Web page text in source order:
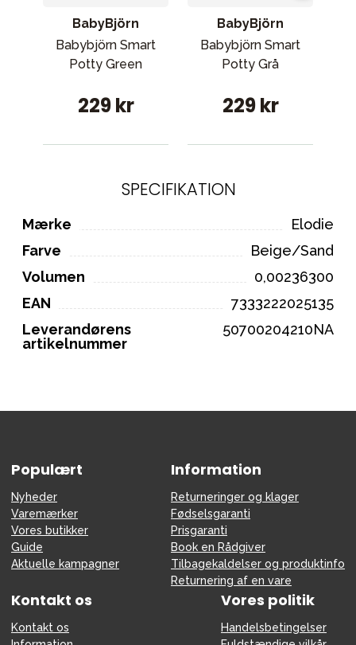
BabyBjörn
Babybjörn Smart
Potty Green
229 kr
BabyBjörn
Babybjörn Smart
Potty Grå
229 kr
SPECIFIKATION
Mærke
Elodie
Farve
Beige/Sand
Volumen
0,00236300
EAN
7333222025135
Leverandørens
artikelnummer
50700204210NA
Populært
Nyheder
Varemærker
Vores butikker
Guide
Aktuelle kampagner
Information
Returneringer og klager
Fødselsgaranti
Prisgaranti
Book en Rådgiver
Tilbagekaldelser og produktinfo
Returnering af en vare
Kontakt os
Kontakt os
Vores politik
Handelsbetingelser